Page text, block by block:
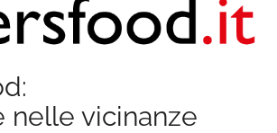
nelle vicinanze